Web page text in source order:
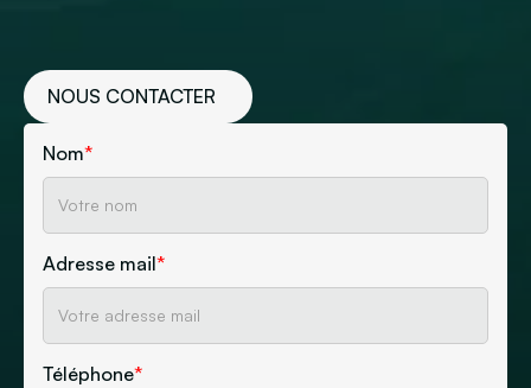
NOUS CONTACTER
Nom*
Adresse mail*
Téléphone*